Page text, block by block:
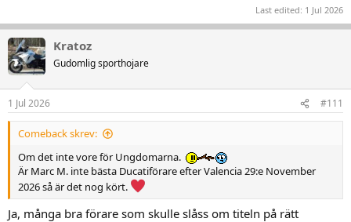
Last edited: 1 Jul 2026
Kratoz
Gudomlig sporthojare
1 Jul 2026 #111
Comeback skrev:
Om det inte vore för Ungdomarna.
Är Marc M. inte bästa Ducatiförare efter Valencia 29:e November
2026 så är det nog kört.
Ja, många bra förare som skulle slåss om titeln på rätt